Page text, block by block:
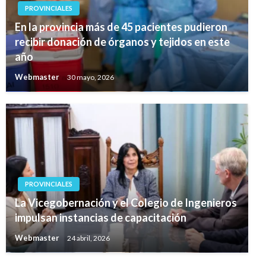
PROVINCIALES
En la provincia más de 45 pacientes pudieron
recibir donación de órganos y tejidos en este
año
Webmaster 30 mayo, 2026
PROVINCIALES
La Vicegobernación y el Colegio de Ingenieros
impulsan instancias de capacitación
Webmaster 24 abril, 2026